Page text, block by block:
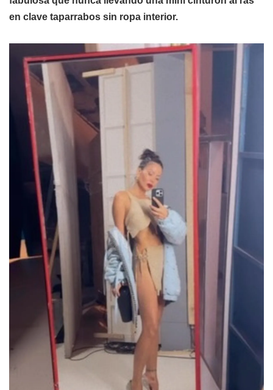
en clave taparrabos sin ropa interior.